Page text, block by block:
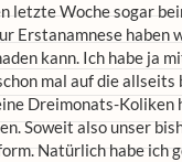
letzte Woche sogar
Erstanamnese haben
kann. Ich habe ja
mal auf die
Dreimonats-
Soweit also unser
Natürlich habe ich